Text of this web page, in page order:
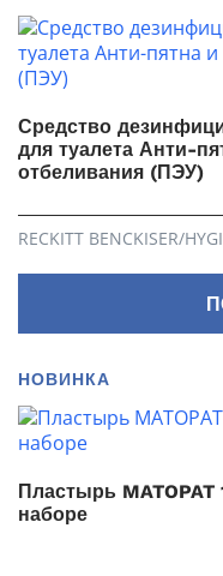
Средство
для туалета Анти-
отбеливания (ПЭУ)
RECKITT BENCKISER/
НОВИНКА
Пластырь MATOPAT
наборе